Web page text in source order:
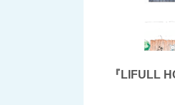
『LIFULL